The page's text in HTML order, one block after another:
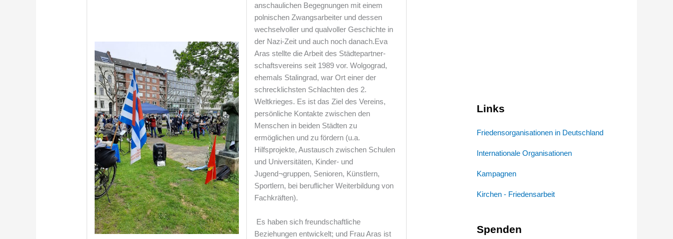
anschaulichen Begegnungen mit einem
polnischen Zwangsarbeiter und dessen
wechselvoller und qualvoller Geschichte in
der Nazi-Zeit und auch noch danach.Eva
Aras stellte die Arbeit des Städtepartner-
schaftsvereins seit 1989 vor. Wolgograd,
ehemals Stalingrad, war Ort einer der
schrecklichsten Schlachten des 2.
Weltkrieges. Es ist das Ziel des Vereins,
persönliche Kontakte zwischen den
Menschen in beiden Städten zu
ermöglichen und zu fördern (u.a.
Hilfsprojekte, Austausch zwischen Schulen
und Universitäten, Kinder- und
Jugend¬gruppen, Senioren, Künstlern,
Sportlern, bei beruflicher Weiterbildung von
Fachkräften).
Es haben sich freundschaftliche
Beziehungen entwickelt; und Frau Aras ist
Links
Friedensorganisationen in Deutschland
Internationale Organisationen
Kampagnen
Kirchen - Friedensarbeit
Spenden